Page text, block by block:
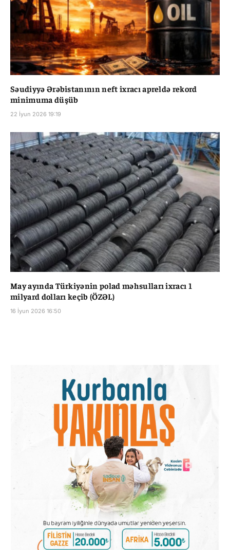
Səudiyyə Ərəbistanının neft ixracı apreldə rekord
minimuma düşüb
22 İyun 2026 19:19
May ayında Türkiyənin polad məhsulları ixracı 1
milyard dolları keçib (ÖZƏL)
16 İyun 2026 16:50